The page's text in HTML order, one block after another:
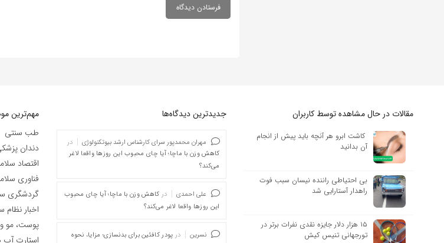
مقالات در حال مشاهده توسط کاربران
کاشت ابرو هر آنچه باید پیش از انجام
آن بدانید
بی احتیاطی راننده نیسان سبب فوت
راهدار آستارایی شد
۱۵ هزار دلار جایزه نقدی نفرات برتر در
تورجهانی تنیس کیش
جدیدترین دیدگاه‌‌ها
مهران محمدپور سرای کارشناس ارشد بیوتکنولوژی
در
کاهش وزن با ماچا؛ آیا چای محبوب این روزها واقعا لاغر
می‌کند؟
علی احمدی در کاهش وزن با ماچا؛ آیا چای محبوب
این روزها واقعا لاغر می‌کند؟
نسرین در پودر کافئین برای بدنسازی؛ مزایا، نحوه
مهم‌ترین
طب سنتی
دندان
اقتصاد
فناوری
گردشگری
اخبار
پوست، مو و
استارت